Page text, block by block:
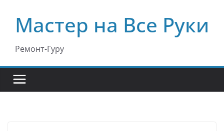
содержимому
Мастер на Все Руки
Ремонт-Гуру